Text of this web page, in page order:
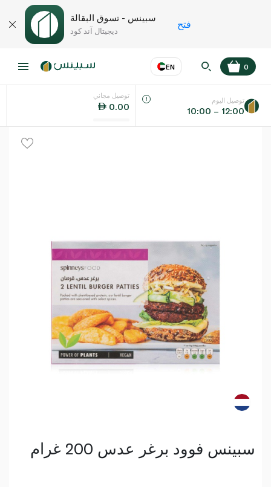
سبينس - تسوق البقالة
ديجيتال آند كود
فتح
EN
اللغة عر
0
توصيل مجاني
0.00
توصيل اليوم
10:00 – 12:00
سبينس فوود برغر عدس 200 غرام